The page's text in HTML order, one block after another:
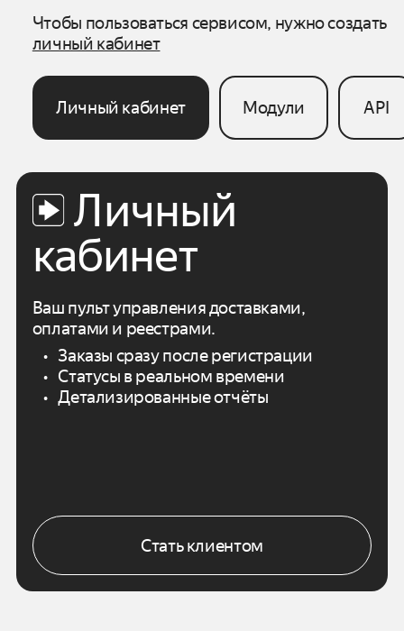
Чтобы пользоваться сервисом, нужно создать
личный кабинет
Личный кабинет Модули API
Личный
кабинет
Ваш пульт управления доставками,
оплатами и реестрами.
Заказы сразу после регистрации
Статусы в реальном времени
Детализированные отчёты
Стать клиентом